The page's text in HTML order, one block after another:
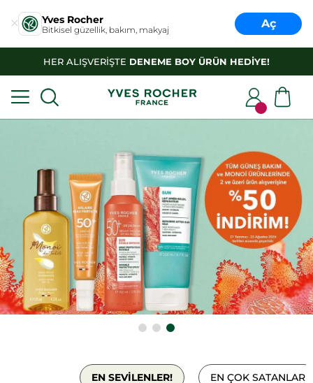
Yves Rocher
Bitkisel güzellik, bakım, makyaj Aç
HER ALIŞVERİŞTE DENEME BOY ÜRÜN HEDİYE!
EN SEVİLENLER! EN ÇOK SATANLAR